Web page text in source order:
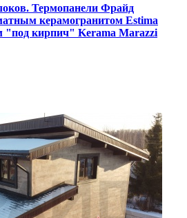
Термопанели Фрайд
керамогранитом Estima
"под кирпич" Kerama Marazzi